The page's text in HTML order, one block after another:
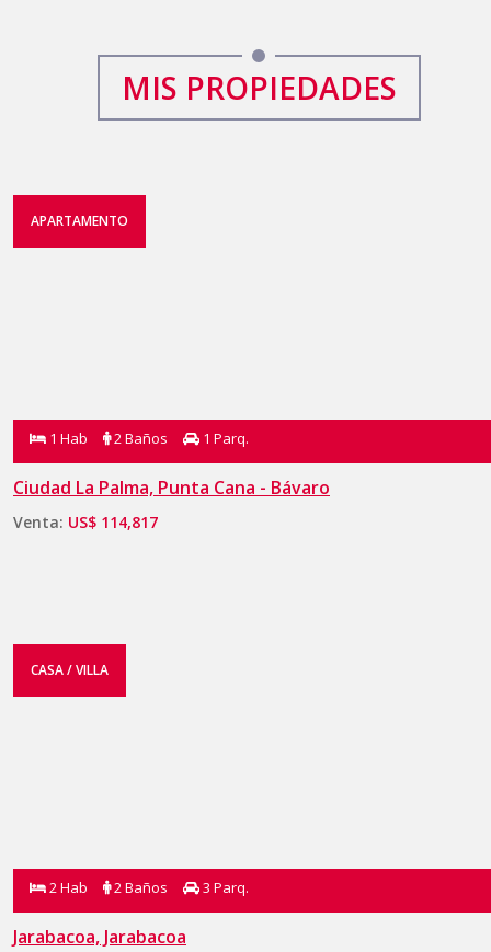
MIS PROPIEDADES
APARTAMENTO
1 Hab 2 Baños 1 Parq.
Ciudad La Palma, Punta Cana - Bávaro
Venta: US$ 114,817
CASA / VILLA
2 Hab 2 Baños 3 Parq.
Jarabacoa, Jarabacoa